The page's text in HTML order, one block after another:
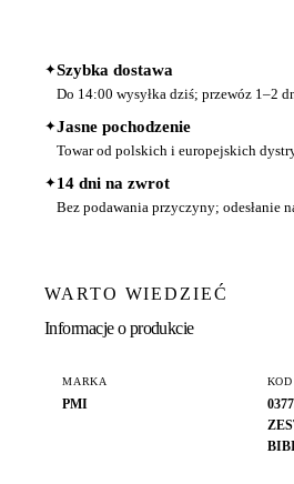
✦Szybka dostawa
Do 14:00 wysyłka dziś; przewóz 1–2
✦Jasne pochodzenie
Towar od polskich i europejskich
✦14 dni na zwrot
Bez podawania przyczyny; odesłanie
WARTO WIEDZIEĆ
Informacje o produkcie
MARKA
PMI